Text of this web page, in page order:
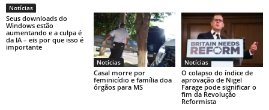
Notícias
Seus downloads do
Windows estão
aumentando e a culpa é
da IA ​​– eis por que isso é
importante
Notícias
Casal morre por
feminicídio e família doa
órgãos para MS
Notícias
O colapso do índice de
aprovação de Nigel
Farage pode significar o
fim da Revolução
Reformista